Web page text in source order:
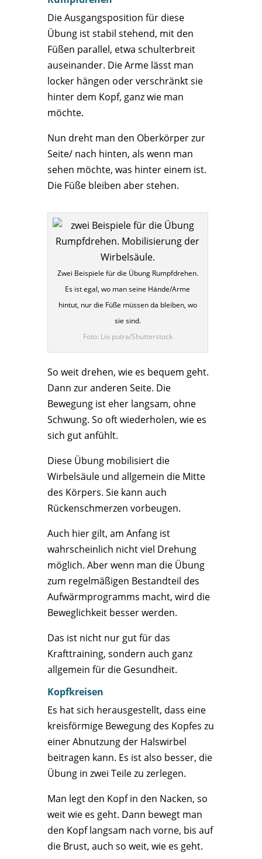
Die Ausgangsposition für diese
Übung ist stabil stehend, mit den
Füßen parallel, etwa schulterbreit
auseinander. Die Arme lässt man
locker hängen oder verschränkt sie
hinter dem Kopf, ganz wie man
möchte.
Nun dreht man den Oberkörper zur
Seite/ nach hinten, als wenn man
sehen möchte, was hinter einem ist.
Die Füße bleiben aber stehen.
Zwei Beispiele für die Übung Rumpfdrehen.
Es ist egal, wo man seine Hände/Arme
hintut, nur die Füße müssen da bleiben, wo
sie sind.
Foto: Lio putra/Shutterstock
So weit drehen, wie es bequem geht.
Dann zur anderen Seite. Die
Bewegung ist eher langsam, ohne
Schwung. So oft wiederholen, wie es
sich gut anfühlt.
Diese Übung mobilisiert die
Wirbelsäule und allgemein die Mitte
des Körpers. Sie kann auch
Rückenschmerzen vorbeugen.
Auch hier gilt, am Anfang ist
wahrscheinlich nicht viel Drehung
möglich. Aber wenn man die Übung
zum regelmäßigen Bestandteil des
Aufwärmprogramms macht, wird die
Beweglichkeit besser werden.
Das ist nicht nur gut für das
Krafttraining, sondern auch ganz
allgemein für die Gesundheit.
Kopfkreisen
Es hat sich herausgestellt, dass eine
kreisförmige Bewegung des Kopfes zu
einer Abnutzung der Halswirbel
beitragen kann. Es ist also besser, die
Übung in zwei Teile zu zerlegen.
Man legt den Kopf in den Nacken, so
weit wie es geht. Dann bewegt man
den Kopf langsam nach vorne, bis auf
die Brust, auch so weit, wie es geht.